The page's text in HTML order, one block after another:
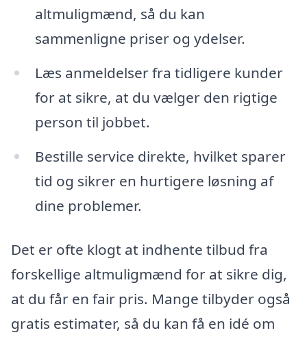
altmuligmænd, så du kan
sammenligne priser og ydelser.
Læs anmeldelser fra tidligere kunder
for at sikre, at du vælger den rigtige
person til jobbet.
Bestille service direkte, hvilket sparer
tid og sikrer en hurtigere løsning af
dine problemer.
Det er ofte klogt at indhente tilbud fra
forskellige altmuligmænd for at sikre dig,
at du får en fair pris. Mange tilbyder også
gratis estimater, så du kan få en idé om